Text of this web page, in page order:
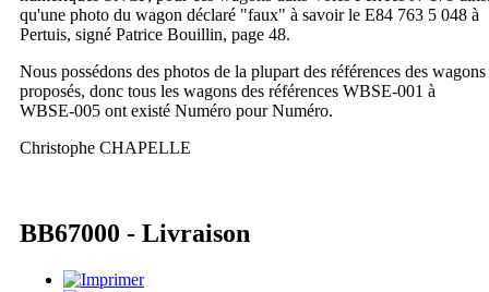
qu'une photo du wagon déclaré "faux" à savoir le E84 763 5 048 à
Pertuis, signé Patrice Bouillin, page 48.
Nous possédons des photos de la plupart des références des wagons
proposés, donc tous les wagons des références WBSE-001 à
WBSE-005 ont existé Numéro pour Numéro.
Christophe CHAPELLE
BB67000 - Livraison